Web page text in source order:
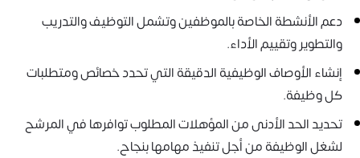
دعم الأنشطة الخاصة بالموظفين وتشمل التوظيف والتدريب
والتطوير وتقييم الأداء.
إنشاء الأوصاف الوظيفية الدقيقة التي تحدد خصائص ومتطلبات
كل وظيفة.
تحديد الحد الأدنى من المؤهلات المطلوب توافرها في المرشح
لشغل الوظيفة من أجل تنفيذ مهامها بنجاح.